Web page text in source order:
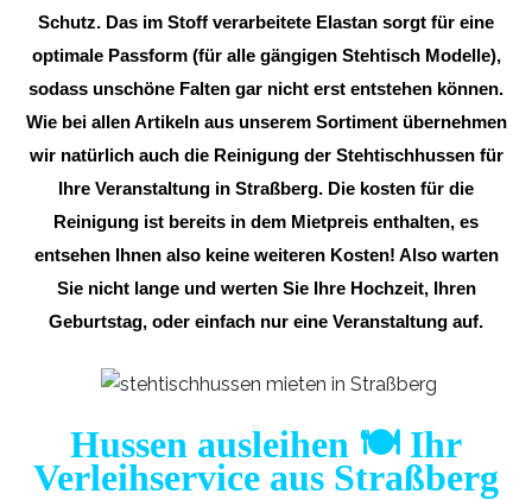
Schutz. Das im Stoff verarbeitete Elastan sorgt für eine
optimale Passform (für alle gängigen Stehtisch Modelle),
sodass unschöne Falten gar nicht erst entstehen können.
Wie bei allen Artikeln aus unserem Sortiment übernehmen
wir natürlich auch die Reinigung der Stehtischhussen für
Ihre Veranstaltung in Straßberg. Die kosten für die
Reinigung ist bereits in dem Mietpreis enthalten, es
entsehen Ihnen also keine weiteren Kosten! Also warten
Sie nicht lange und werten Sie Ihre Hochzeit, Ihren
Geburtstag, oder einfach nur eine Veranstaltung auf.
Hussen ausleihen 🍽️ Ihr
Verleihservice aus Straßberg